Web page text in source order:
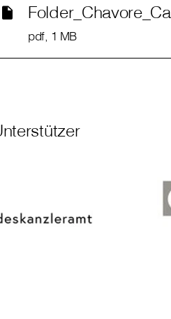
pdf, 1 MB